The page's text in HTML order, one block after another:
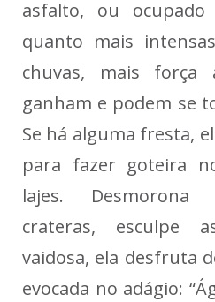
asfalto, ou ocupado
quanto mais
chuvas, mais força
ganham e podem se
Se há alguma fresta,
para fazer goteira
lajes. Desmorona
crateras, esculpe
vaidosa, ela desfruta
evocada no adágio: